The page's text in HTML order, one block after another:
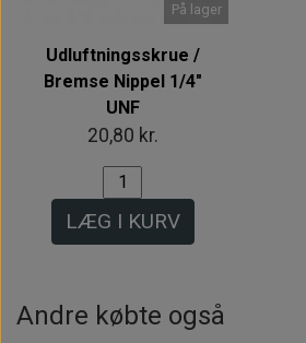
På lager
Udluftningsskrue /
Bremse Nippel 1/4"
UNF
20,80 kr.
LÆG I KURV
Andre købte også